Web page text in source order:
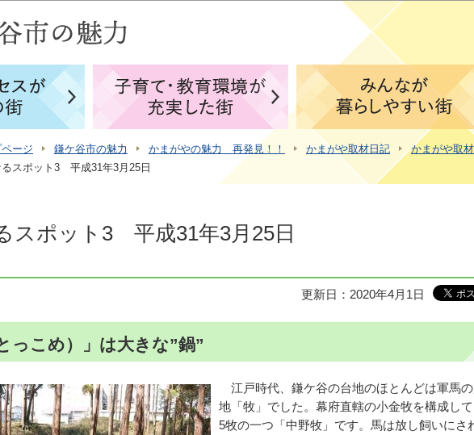
このページの本文へ移動
ページ 鎌ケ谷市の魅力 かまがやの魅力 再発見！！ かまがや取材日記
かまがや取
スポット3 平成31年3月25日
スポット3 平成31年3月25日
更新日：2020年4月1日
っこめ）」は大きな”鍋”
江戸時代、鎌ケ谷の台地のほとんどは軍馬
地「牧」でした。幕府直轄の小金牧を構成し
5牧の一つ「中野牧」です。馬は放し飼いにさ